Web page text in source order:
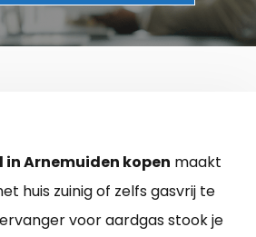
Arnemuiden kopen maakt
huis zuinig of zelfs gasvrij te
voor aardgas stook je